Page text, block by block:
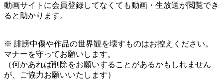
動画サイトに会員登録してなくても動画・生放送が閲覧でき
ると助かります。
※ 誹謗中傷や作品の世界観を壊すものはお控えください。
マナーを守ってお願いします。
（何かあれば削除をお願いすることがあるかもしれません
が、ご協力お願いいたします）